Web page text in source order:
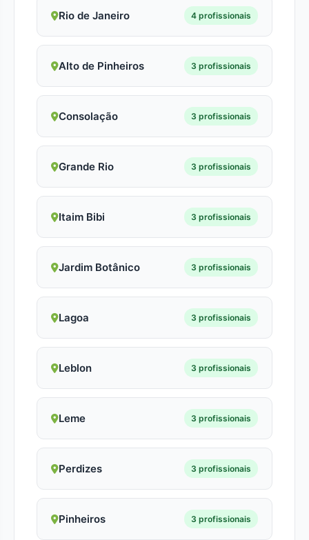
Rio de Janeiro 4 profissionais
Alto de Pinheiros 3 profissionais
Consolação 3 profissionais
Grande Rio 3 profissionais
Itaim Bibi 3 profissionais
Jardim Botânico 3 profissionais
Lagoa 3 profissionais
Leblon 3 profissionais
Leme 3 profissionais
Perdizes 3 profissionais
Pinheiros 3 profissionais